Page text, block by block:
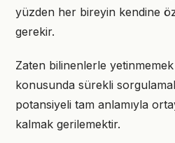
yüzden her bireyin kendine
gerekir.
Zaten bilinenlerle
konusunda sürekli
potansiyeli tam anlamıyla
kalmak gerilemektir.